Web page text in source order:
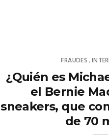
FRAUDES ,
¿Quién es
el Bernie
sneakers, que
de 70